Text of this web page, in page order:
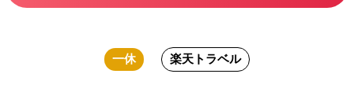
一休 楽天トラベル